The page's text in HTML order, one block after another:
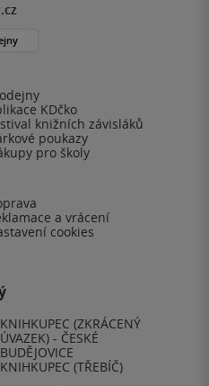
KDčko
knižních závisláků
poukazy
pro školy
a vrácení
cookies
KNIHKUPEC (ZKRÁCENÝ
ÚVAZEK) - ČESKÉ
BUDĚJOVICE
KNIHKUPEC (TŘEBÍČ)